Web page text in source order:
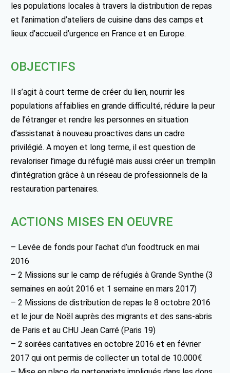
les populations locales à travers la distribution de repas
et l’animation d’ateliers de cuisine dans des camps et
lieux d’accueil d’urgence en France et en Europe.
OBJECTIFS
Il s’agit à court terme de créer du lien, nourrir les
populations affaiblies en grande difficulté, réduire la peur
de l’étranger et rendre les personnes en situation
d’assistanat à nouveau proactives dans un cadre
privilégié. A moyen et long terme, il est question de
revaloriser l’image du réfugié mais aussi créer un tremplin
d’intégration grâce à un réseau de professionnels de la
restauration partenaires.
ACTIONS MISES EN OEUVRE
– Levée de fonds pour l’achat d’un foodtruck en mai
2016
– 2 Missions sur le camp de réfugiés à Grande Synthe (3
semaines en août 2016 et 1 semaine en mars 2017)
– 2 Missions de distribution de repas le 8 octobre 2016
et le jour de Noël auprès des migrants et des sans-abris
de Paris et au CHU Jean Carré (Paris 19)
– 2 soirées caritatives en octobre 2016 et en février
2017 qui ont permis de collecter un total de 10.000€